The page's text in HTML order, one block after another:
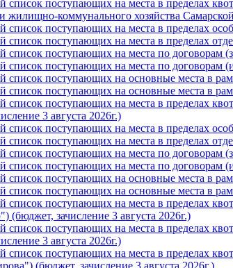
список поступающих на места в пределах
жилищно-коммунального хозяйства
список поступающих на места в пределах
список поступающих на места в пределах
список поступающих на места по договорам
список поступающих на места по договорам
список поступающих на основные места в
список поступающих на основные места в
список поступающих на места в пределах
3 августа 2026г.)
список поступающих на места в пределах
список поступающих на места в пределах
список поступающих на места по договорам
список поступающих на места по договорам
список поступающих на основные места в
список поступающих на основные места в
список поступающих на места в пределах
(бюджет, зачислениe 3 августа 2026г.)
список поступающих на места в пределах
3 августа 2026г.)
список поступающих на места в пределах
(бюджет, зачислениe 3 августа 2026г.)